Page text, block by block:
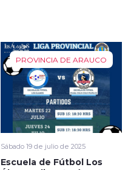
PROVINCIA DE ARAUCO
Sábado 19 de julio de 2025
Escuela de Fútbol Los